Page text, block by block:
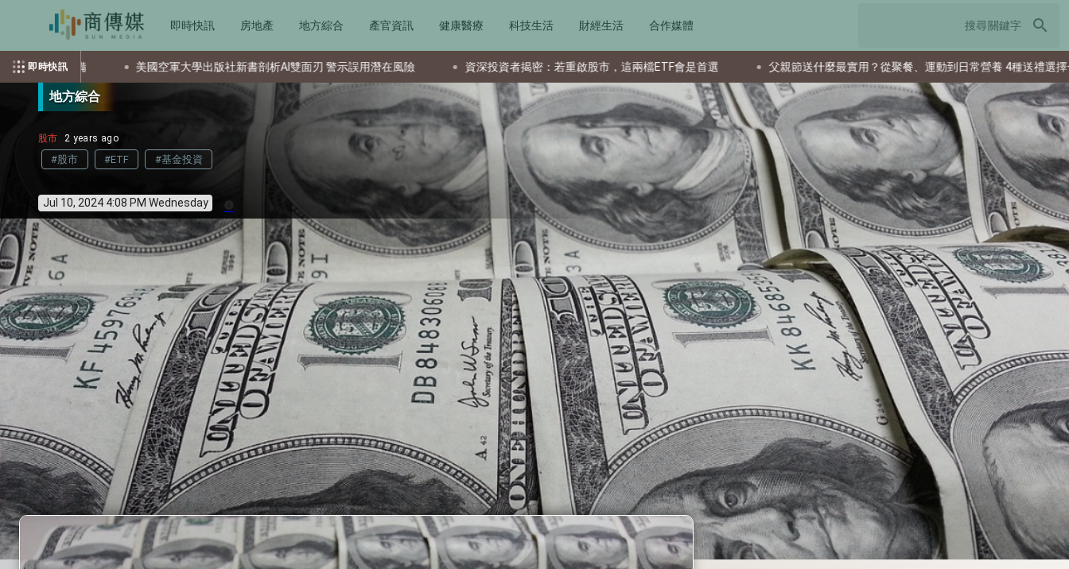
即時快訊 房地產 地方綜合 產官資訊 健康醫療 科技生活 財經生活 合作媒體 search
即時快訊
美國空軍大學出版社新書剖析AI雙面刃 警示誤用潛在風險 資深投資者揭密：若重啟股市，這兩檔ETF會是首選 父親節送什麼最實用？從聚餐、運動到日常營養 4種送禮選擇一次看
地方綜合
股市 2 years ago
#股市 #ETF #基金投資
Jul 10, 2024 4:08 PM Wednesday